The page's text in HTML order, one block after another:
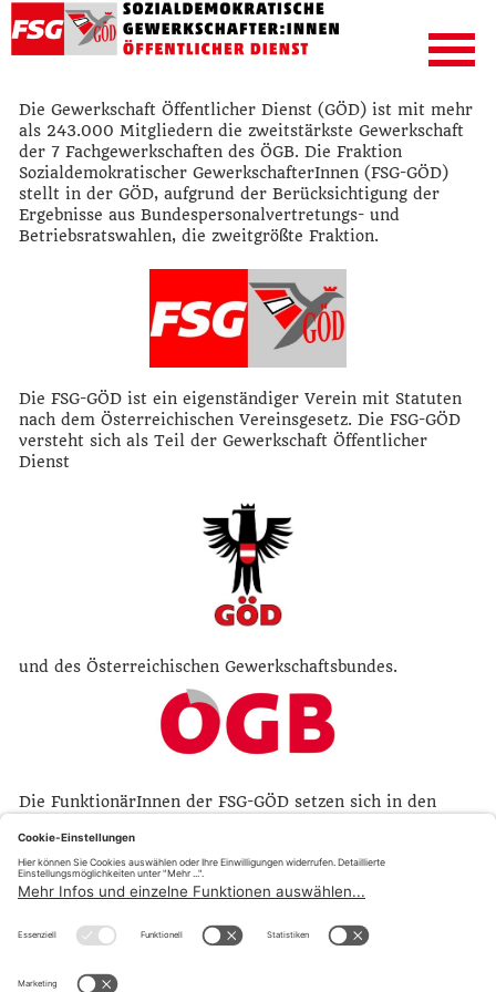
Die Gewerkschaft Öffentlicher Dienst (GÖD) ist mit mehr
als 243.000 Mitgliedern die zweitstärkste Gewerkschaft
der 7 Fachgewerkschaften des ÖGB. Die Fraktion
Sozialdemokratischer GewerkschafterInnen (FSG-GÖD)
stellt in der GÖD, aufgrund der Berücksichtigung der
Ergebnisse aus Bundespersonalvertretungs- und
Betriebsratswahlen, die zweitgrößte Fraktion.
Die FSG-GÖD ist ein eigenständiger Verein mit Statuten
nach dem Österreichischen Vereinsgesetz. Die FSG-GÖD
versteht sich als Teil der Gewerkschaft Öffentlicher
Dienst
und des Österreichischen Gewerkschaftsbundes.
Die FunktionärInnen der FSG-GÖD setzen sich in den
Betriebsratskörperschaften, in den freiwilligen und
gesetzlichen Interessensvertretungen, sowie in den
Europäischen und internationalen
Sozialdemokratischer ArbeitnehmerInnenpolitik ein.